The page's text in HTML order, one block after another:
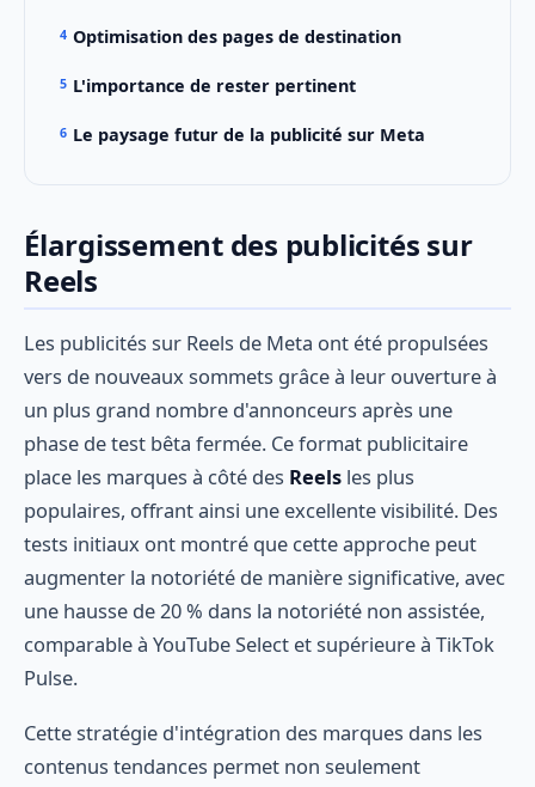
Optimisation des pages de destination
L'importance de rester pertinent
Le paysage futur de la publicité sur Meta
Élargissement des publicités sur
Reels
Les publicités sur Reels de Meta ont été propulsées
vers de nouveaux sommets grâce à leur ouverture à
un plus grand nombre d'annonceurs après une
phase de test bêta fermée. Ce format publicitaire
place les marques à côté des Reels les plus
populaires, offrant ainsi une excellente visibilité. Des
tests initiaux ont montré que cette approche peut
augmenter la notoriété de manière significative, avec
une hausse de 20 % dans la notoriété non assistée,
comparable à YouTube Select et supérieure à TikTok
Pulse.
Cette stratégie d'intégration des marques dans les
contenus tendances permet non seulement